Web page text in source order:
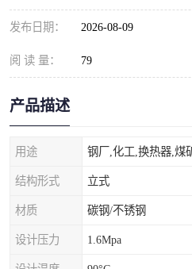
发布日期： 2026-08-09
阅 读 量： 79
产品描述
用途
结构形式 立式
材质 碳钢/不锈钢
设计压力 1.6Mpa